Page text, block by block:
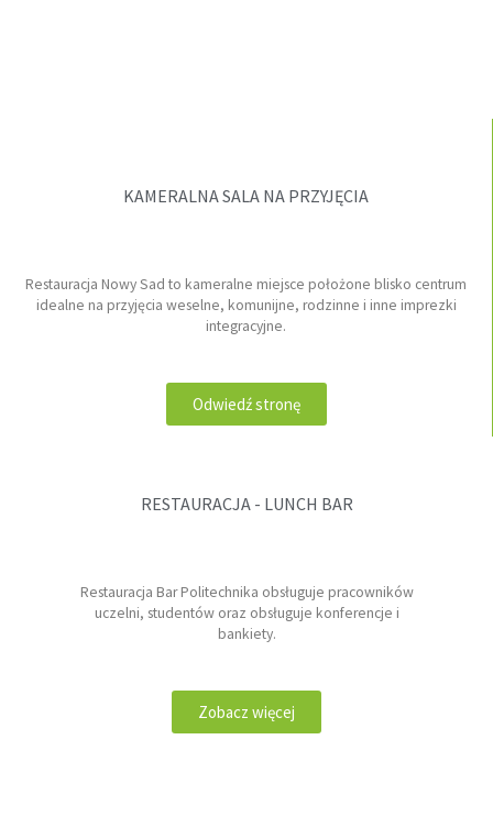
KAMERALNA SALA NA PRZYJĘCIA
Restauracja Nowy Sad to kameralne miejsce położone blisko centrum
idealne na przyjęcia weselne, komunijne, rodzinne i inne imprezki
integracyjne.
Odwiedź stronę
RESTAURACJA - LUNCH BAR
Restauracja Bar Politechnika obsługuje pracowników
uczelni, studentów oraz obsługuje konferencje i
bankiety.
Zobacz więcej